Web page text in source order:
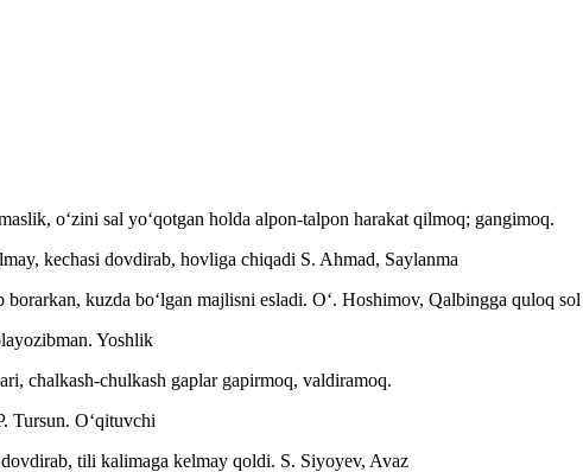
oʻzini sal yoʻqotgan holda alpon-talpon harakat qilmoq; gangimoq.
kechasi dovdirab, hovliga chiqadi S. Ahmad, Saylanma
kuzda boʻlgan majlisni esladi. Oʻ. Hoshimov, Qalbingga quloq sol
Yoshlik
chalkash-chulkash gaplar gapirmoq, valdiramoq.
Tursun. Oʻqituvchi
tili kalimaga kelmay qoldi. S. Siyoyev, Avaz